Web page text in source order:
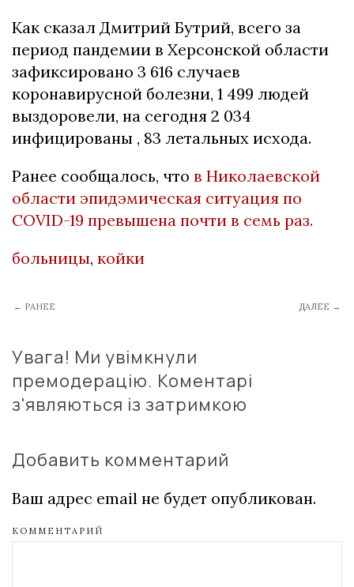
Как сказал Дмитрий Бутрий, всего за
период пандемии в Херсонской области
зафиксировано 3 616 случаев
коронавирусной болезни, 1 499 людей
выздоровели, на сегодня 2 034
инфицированы , 83 летальных исхода.
Ранее сообщалось, что в Николаевской
области эпидэмическая ситуация по
COVID-19 превышена почти в семь раз.
больницы, койки
← РАНЕЕ ДАЛЕЕ →
Увага! Ми увімкнули
премодерацію. Коментарі
з'являються із затримкою
Добавить комментарий
Ваш адрес email не будет опубликован.
КОММЕНТАРИЙ